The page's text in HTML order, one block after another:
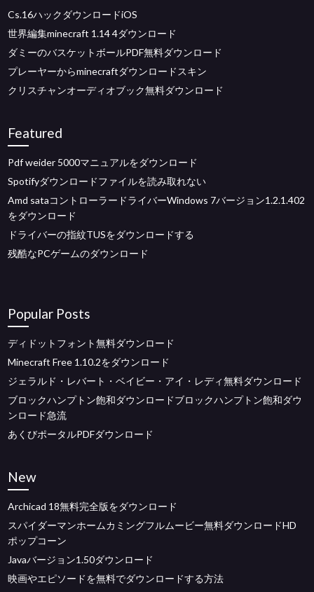
Cs.16ハックダウンロードiOS
世界編集minecraft 1.14 4ダウンロード
ダミーのバスケットボールPDF無料ダウンロード
プレーヤーからminecraftダウンロードスキン
クリスチャンオーディオブック無料ダウンロード
Featured
Pdf weider 5000マニュアルをダウンロード
Spotifyダウンロードファイルを読み取れない
Amd sataコントローラードライバーWindows 7バージョン1.2.1.402
をダウンロード
ドライバーの指紋TUSをダウンロードする
残酷なPCゲームのダウンロード
Popular Posts
ディドットフォント無料ダウンロード
Minecraft Free 1.10.2をダウンロード
ジェラルド・レバート・ベイビー・アイ・レディ無料ダウンロード
ブロックハンプトン飽和ダウンロードブロックハンプトン飽和ダウ
ンロード急流
あくびポータルPDFダウンロード
New
Archicad 18無料完全版をダウンロード
スパイダーマンホームカミングフルムービー無料ダウンロードHD
ポップコーン
Javaバージョン1.50ダウンロード
映画やエピソードを無料でダウンロードする方法